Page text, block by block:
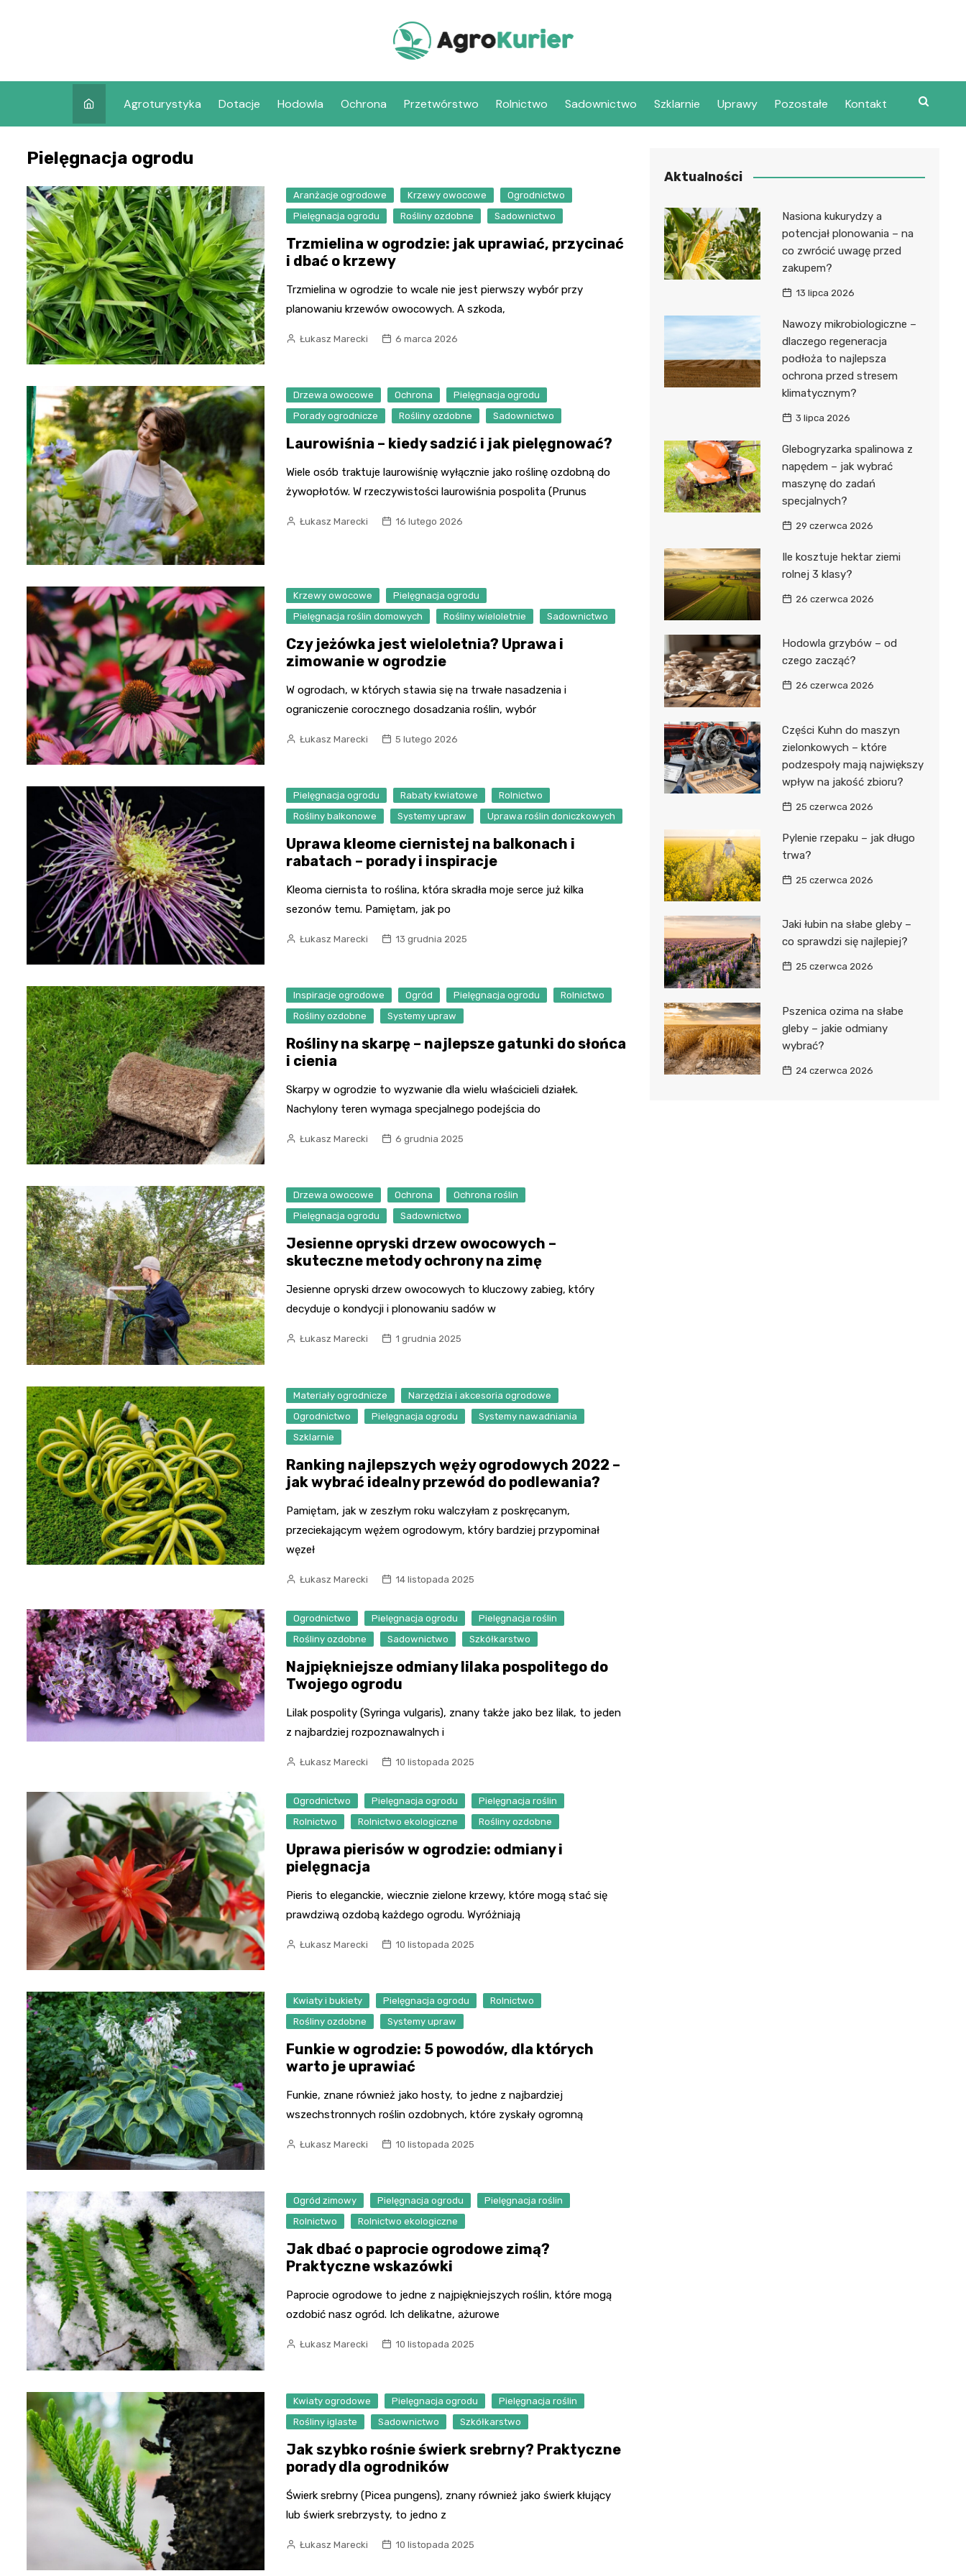
Agroturystyka Dotacje Hodowla Ochrona Przetwórstwo Rolnictwo Sadownictwo Szklarnie Uprawy Pozostałe Kontakt
Pielęgnacja ogrodu
Aranżacje ogrodowe Krzewy owocowe
Ogrodnictwo
Pielęgnacja ogrodu
Rośliny ozdobne Sadownictwo
Trzmielina w ogrodzie: jak uprawiać, przycinać
i dbać o krzewy
Trzmielina w ogrodzie to wcale nie jest pierwszy wybór przy
planowaniu krzewów owocowych. A szkoda,
Łukasz Marecki 6 marca 2026
Drzewa owocowe Ochrona
Pielęgnacja ogrodu
Porady ogrodnicze
Rośliny ozdobne Sadownictwo
Laurowiśnia – kiedy sadzić i jak pielęgnować?
Wiele osób traktuje laurowiśnię wyłącznie jako roślinę ozdobną do
żywopłotów. W rzeczywistości laurowiśnia pospolita (Prunus
Łukasz Marecki 16 lutego 2026
Krzewy owocowe
Pielęgnacja ogrodu
Pielęgnacja roślin domowych
Rośliny wieloletnie Sadownictwo
Czy jeżówka jest wieloletnia? Uprawa i
zimowanie w ogrodzie
W ogrodach, w których stawia się na trwałe nasadzenia i
ograniczenie corocznego dosadzania roślin, wybór
Łukasz Marecki 5 lutego 2026
Pielęgnacja ogrodu Rabaty kwiatowe
Rolnictwo
Rośliny balkonowe
Systemy upraw Uprawa roślin doniczkowych
Uprawa kleome ciernistej na balkonach i
rabatach – porady i inspiracje
Kleoma ciernista to roślina, która skradła moje serce już kilka
sezonów temu. Pamiętam, jak po
Łukasz Marecki 13 grudnia 2025
Inspiracje ogrodowe Ogród Pielęgnacja ogrodu
Rolnictwo
Rośliny ozdobne
Systemy upraw
Rośliny na skarpę – najlepsze gatunki do słońca
i cienia
Skarpy w ogrodzie to wyzwanie dla wielu właścicieli działek.
Nachylony teren wymaga specjalnego podejścia do
Łukasz Marecki 6 grudnia 2025
Drzewa owocowe Ochrona
Ochrona roślin
Pielęgnacja ogrodu
Sadownictwo
Jesienne opryski drzew owocowych –
skuteczne metody ochrony na zimę
Jesienne opryski drzew owocowych to kluczowy zabieg, który
decyduje o kondycji i plonowaniu sadów w
Łukasz Marecki 1 grudnia 2025
Materiały ogrodnicze
Narzędzia i akcesoria ogrodowe
Ogrodnictwo
Pielęgnacja ogrodu
Systemy nawadniania
Szklarnie
Ranking najlepszych węży ogrodowych 2022 –
jak wybrać idealny przewód do podlewania?
Pamiętam, jak w zeszłym roku walczyłam z poskręcanym,
przeciekającym wężem ogrodowym, który bardziej przypominał
węzeł
Łukasz Marecki 14 listopada 2025
Ogrodnictwo Pielęgnacja ogrodu
Pielęgnacja roślin
Rośliny ozdobne
Sadownictwo Szkółkarstwo
Najpiękniejsze odmiany lilaka pospolitego do
Twojego ogrodu
Lilak pospolity (Syringa vulgaris), znany także jako bez lilak, to jeden
z najbardziej rozpoznawalnych i
Łukasz Marecki 10 listopada 2025
Ogrodnictwo Pielęgnacja ogrodu
Pielęgnacja roślin
Rolnictwo
Rolnictwo ekologiczne Rośliny ozdobne
Uprawa pierisów w ogrodzie: odmiany i
pielęgnacja
Pieris to eleganckie, wiecznie zielone krzewy, które mogą stać się
prawdziwą ozdobą każdego ogrodu. Wyróżniają
Łukasz Marecki 10 listopada 2025
Kwiaty i bukiety Pielęgnacja ogrodu
Rolnictwo
Rośliny ozdobne
Systemy upraw
Funkie w ogrodzie: 5 powodów, dla których
warto je uprawiać
Funkie, znane również jako hosty, to jedne z najbardziej
wszechstronnych roślin ozdobnych, które zyskały ogromną
Łukasz Marecki 10 listopada 2025
Ogród zimowy Pielęgnacja ogrodu
Pielęgnacja roślin
Rolnictwo
Rolnictwo ekologiczne
Jak dbać o paprocie ogrodowe zimą?
Praktyczne wskazówki
Paprocie ogrodowe to jedne z najpiękniejszych roślin, które mogą
ozdobić nasz ogród. Ich delikatne, ażurowe
Łukasz Marecki 10 listopada 2025
Kwiaty ogrodowe Pielęgnacja ogrodu
Pielęgnacja roślin
Rośliny iglaste
Sadownictwo Szkółkarstwo
Jak szybko rośnie świerk srebrny? Praktyczne
porady dla ogrodników
Świerk srebrny (Picea pungens), znany również jako świerk kłujący
lub świerk srebrzysty, to jedno z
Łukasz Marecki 10 listopada 2025
Aktualności
Nasiona kukurydzy a
potencjał plonowania – na
co zwrócić uwagę przed
zakupem?
13 lipca 2026
Nawozy mikrobiologiczne –
dlaczego regeneracja
podłoża to najlepsza
ochrona przed stresem
klimatycznym?
3 lipca 2026
Glebogryzarka spalinowa z
napędem – jak wybrać
maszynę do zadań
specjalnych?
29 czerwca 2026
Ile kosztuje hektar ziemi
rolnej 3 klasy?
26 czerwca 2026
Hodowla grzybów – od
czego zacząć?
26 czerwca 2026
Części Kuhn do maszyn
zielonkowych – które
podzespoły mają największy
wpływ na jakość zbioru?
25 czerwca 2026
Pylenie rzepaku – jak długo
trwa?
25 czerwca 2026
Jaki łubin na słabe gleby –
co sprawdzi się najlepiej?
25 czerwca 2026
Pszenica ozima na słabe
gleby – jakie odmiany
wybrać?
24 czerwca 2026